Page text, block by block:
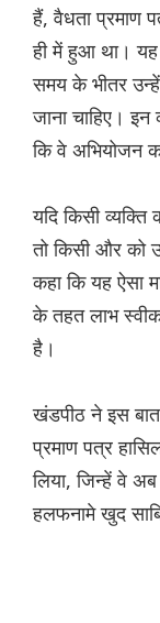
हैं, वैधता प्रमाण
ही में हुआ था। यह
समय के भीतर उन्हें
जाना चाहिए।
कि वे अभियोजन
यदि किसी
तो किसी और को
कहा कि यह ऐसा
के तहत लाभ
है।
खंडपीठ ने इस
प्रमाण पत्र
लिया, जिन्हें वे
हलफनामे खुद